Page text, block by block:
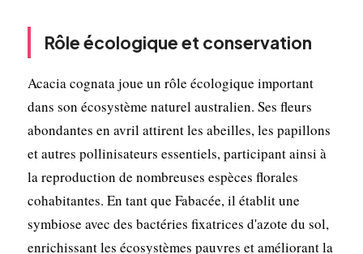
Rôle écologique et conservation
Acacia cognata joue un rôle écologique important
dans son écosystème naturel australien. Ses fleurs
abondantes en avril attirent les abeilles, les papillons
et autres pollinisateurs essentiels, participant ainsi à
la reproduction de nombreuses espèces florales
cohabitantes. En tant que Fabacée, il établit une
symbiose avec des bactéries fixatrices d'azote du sol,
enrichissant les écosystèmes pauvres et améliorant la